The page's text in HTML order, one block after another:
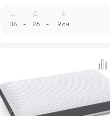
38 -
Д.
26 -
В.
9 см.
1